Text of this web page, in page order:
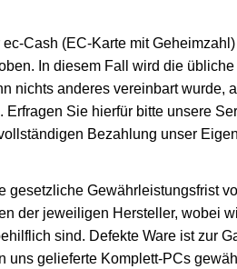
Cash (EC-Karte mit
In diesem Fall wird die
nichts anderes vereinbart wurde,
Sie hierfür bitte unsere
Bezahlung unser
Gewährleistungsfrist
der jeweiligen Hersteller, wobei
sind. Defekte Ware ist zur
uns gelieferte Komplett-PCs